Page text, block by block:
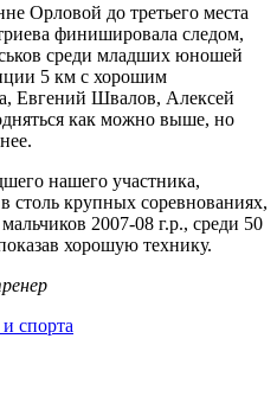
Орловой до третьего места
финишировала следом,
среди младших юношей
5 км с хорошим
Евгений Швалов, Алексей
как можно выше, но
нашего участника,
столь крупных соревнованиях,
2007-08 г.р., среди 50
хорошую технику.
спорта